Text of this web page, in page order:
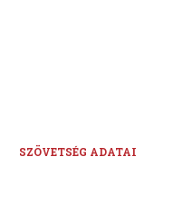
SZÖVETSÉG ADATAI